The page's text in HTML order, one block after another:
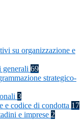
su organizzazione e
69
strategico-
3
e codice di condotta 17
e imprese 2